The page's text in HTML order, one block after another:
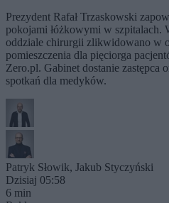
Prezydent Rafał Trzaskowski
pokojami łóżkowymi w szpitalach.
oddziale chirurgii zlikwidowano w
pomieszczenia dla pięciorga
Zero.pl. Gabinet dostanie zastępca
spotkań dla medyków.
Patryk Słowik, Jakub Styczyński
Dzisiaj 05:58
6 min